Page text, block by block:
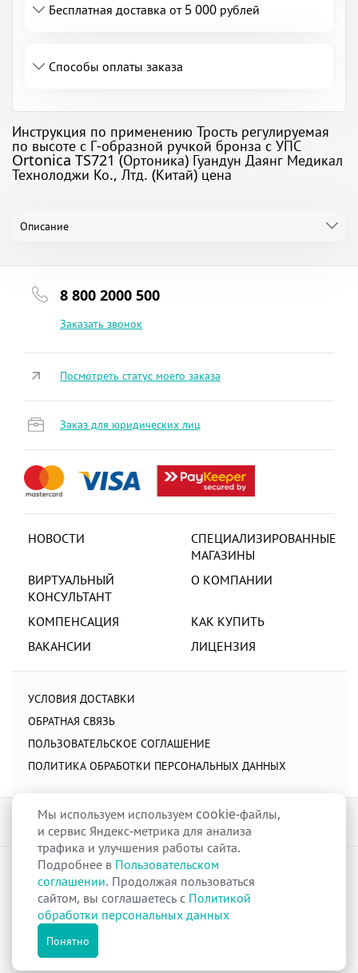
Бесплатная доставка от 5 000 рублей
Способы оплаты заказа
Инструкция по применению Трость регулируемая
по высоте с Г-образной ручкой бронза с УПС
Ortonica TS721 (Ортоника) Гуандун Даянг Медикал
Технолоджи Ко., Лтд. (Китай) цена
Описание
8 800 2000 500
Заказать звонок
НОВОСТИ
СПЕЦИАЛИЗИРОВАННЫЕ
МАГАЗИНЫ
ВИРТУАЛЬНЫЙ
КОНСУЛЬТАНТ
О КОМПАНИИ
КОМПЕНСАЦИЯ
КАК КУПИТЬ
ВАКАНСИИ
ЛИЦЕНЗИЯ
УСЛОВИЯ ДОСТАВКИ
ОБРАТНАЯ СВЯЗЬ
ПОЛЬЗОВАТЕЛЬСКОЕ СОГЛАШЕНИЕ
ПОЛИТИКА ОБРАБОТКИ ПЕРСОНАЛЬНЫХ ДАННЫХ
Посмотреть статус моего заказа
Заказ для юридических лиц
raduga-ural.ru ©
Группа компаний Радуга
ЛицензияЛ042-00110-77/00263680 от 07 декабря 2017 г.
Разрешение№Р013-00110-66/03100314на дистанционную торговлю
лекарственными препаратами от 02 сентября 2025 г.
Все права защищены
Мы используем используем cookie-файлы,
и сервис Яндекс-метрика для анализа
трафика и улучшения работы сайта.
Подробнее в Пользовательском
соглашении. Продолжая пользоваться
сайтом, вы соглашаетесь с Политикой
обработки персональных данных
Понятно